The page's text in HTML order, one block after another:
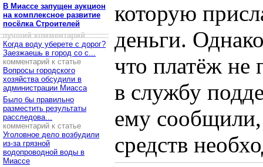
В Миассе запущен аукцион
на комплексное развитие
посёлка Строителей
лучший комментарий
Когда воду уберете с дорог?
Заезжаешь в город со с...
комментарий к статье
Вопросы городского
хозяйства обсудили в
администрации Миасса
Было бы правильно
разместить результаты
расследова...
комментарий к статье
Уголовное дело возбудили
из-за грязной
водопроводной воды в
Миассе
которую
деньги.
что платёж не
в службу
ему сообщили,
средств